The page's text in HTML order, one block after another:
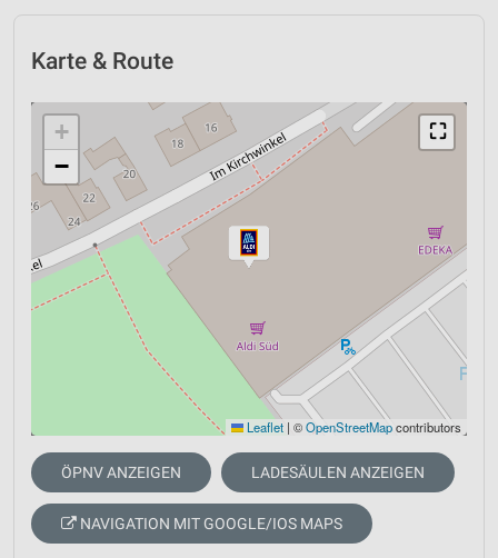
Karte & Route
⛶
+
−
Leaflet | ©OpenStreetMapcontributors
ÖPNV ANZEIGEN LADESÄULEN ANZEIGEN
NAVIGATION MIT GOOGLE/IOS MAPS